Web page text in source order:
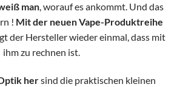
man, worauf es ankommt. Und das
! Mit der neuen Vape-Produktreihe
der Hersteller wieder einmal, dass mit
ihm zu rechnen ist.
hersind die praktischen kleinen